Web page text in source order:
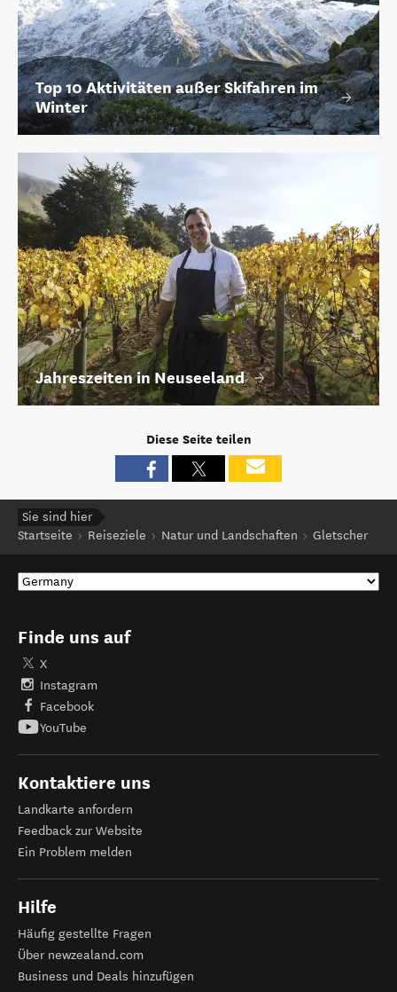
Top 10 Aktivitäten außer Skifahren im
Winter
Jahreszeiten in Neuseeland
Diese Seite teilen
Sie sind hier
Startseite
Reiseziele Natur und Landschaften Gletscher
Finde uns auf
X
Instagram
Facebook
YouTube
Kontaktiere uns
Landkarte anfordern
Feedback zur Website
Ein Problem melden
Hilfe
Häufig gestellte Fragen
Über newzealand.com
Business und Deals hinzufügen